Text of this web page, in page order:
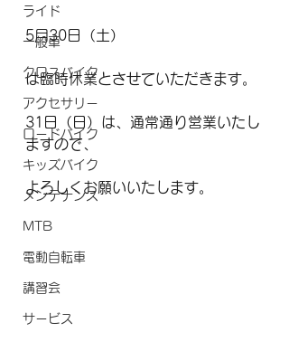
ライド
一般車
クロスバイク
アクセサリー
ロードバイク
キッズバイク
メンテナンス
MTB
電動自転車
講習会
サービス
5月30日（土）
は臨時休業とさせていただきます。
31日（日）は、通常通り営業いたし
ますので、
よろしくお願いいたします。